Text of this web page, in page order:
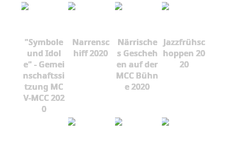
"Symbole
und Idol
e" - Gemei
nschaftssi
tzung MC
V-MCC 202
0
Narrensc
hiff 2020
Närrische
s Gescheh
en auf der
MCC Bühn
e 2020
Jazzfrühsc
hoppen 20
20